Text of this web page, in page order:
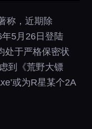
称，近期除
年5月26日登陆
处于严格保密状
到《荒野大镖
或为R星某个2A